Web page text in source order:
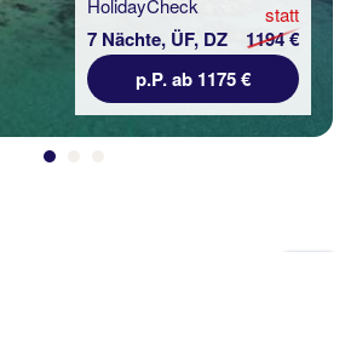
7 Nächte, ÜF, DZ
statt
1194 €
p.P. ab 1175 €